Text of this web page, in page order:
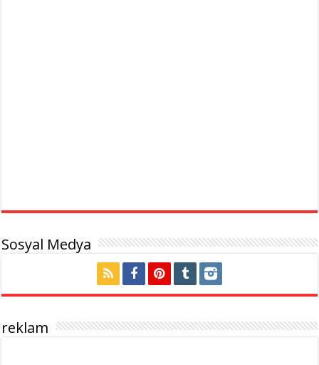
Sosyal Medya
reklam